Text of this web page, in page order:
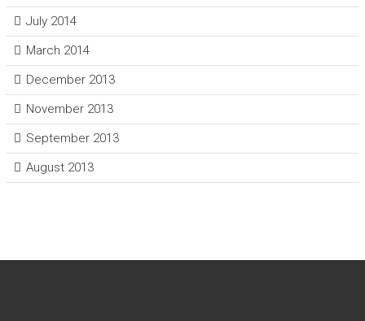
July 2014
March 2014
December 2013
November 2013
September 2013
August 2013